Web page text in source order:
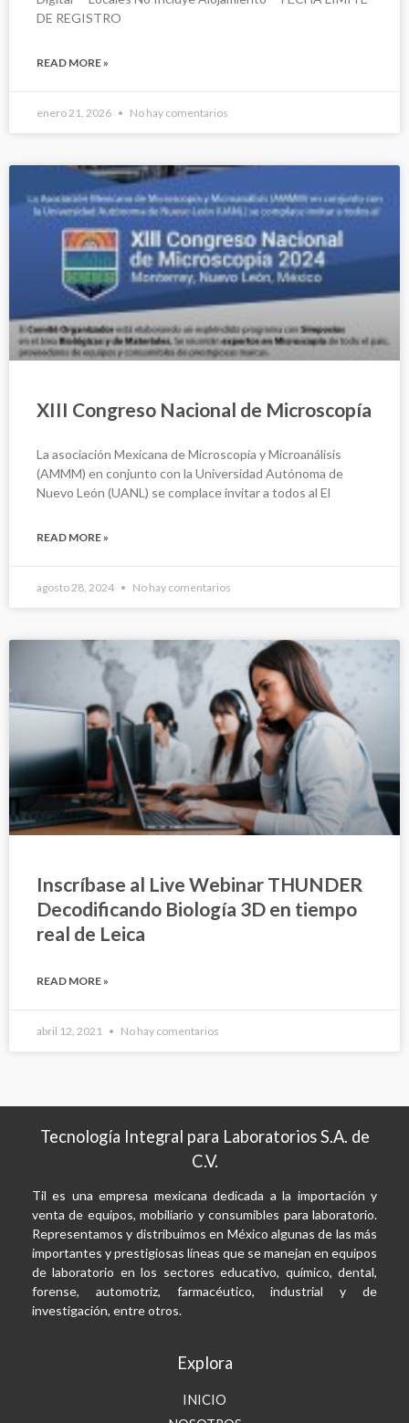
DE REGISTRO
READ MORE »
enero 21, 2026 No hay comentarios
XIII Congreso Nacional de Microscopía
La asociación Mexicana de Microscopía y Microanálisis
(AMMM) en conjunto con la Universidad Autónoma de
Nuevo León (UANL) se complace invitar a todos al El
READ MORE »
agosto 28, 2024 No hay comentarios
Inscríbase al Live Webinar THUNDER
Decodificando Biología 3D en tiempo
real de Leica
READ MORE »
abril 12, 2021 No hay comentarios
Tecnología Integral para Laboratorios S.A. de
C.V.
Til es una empresa mexicana dedicada a la importación y
venta de equipos, mobiliario y consumibles para laboratorio.
Representamos y distribuimos en México algunas de las más
importantes y prestigiosas líneas que se manejan en equipos
de laboratorio en los sectores educativo, químico, dental,
forense, automotriz, farmacéutico, industrial y de
investigación, entre otros.
Explora
INICIO